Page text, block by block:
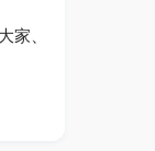
家、